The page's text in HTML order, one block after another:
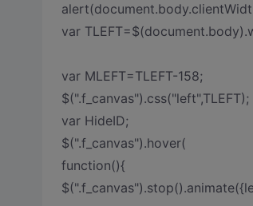
var
var MLEFT=TLEFT-158;
$(".f_canvas").css("left",TLEFT);
var HideID;
$(".f_canvas").hover(
function(){